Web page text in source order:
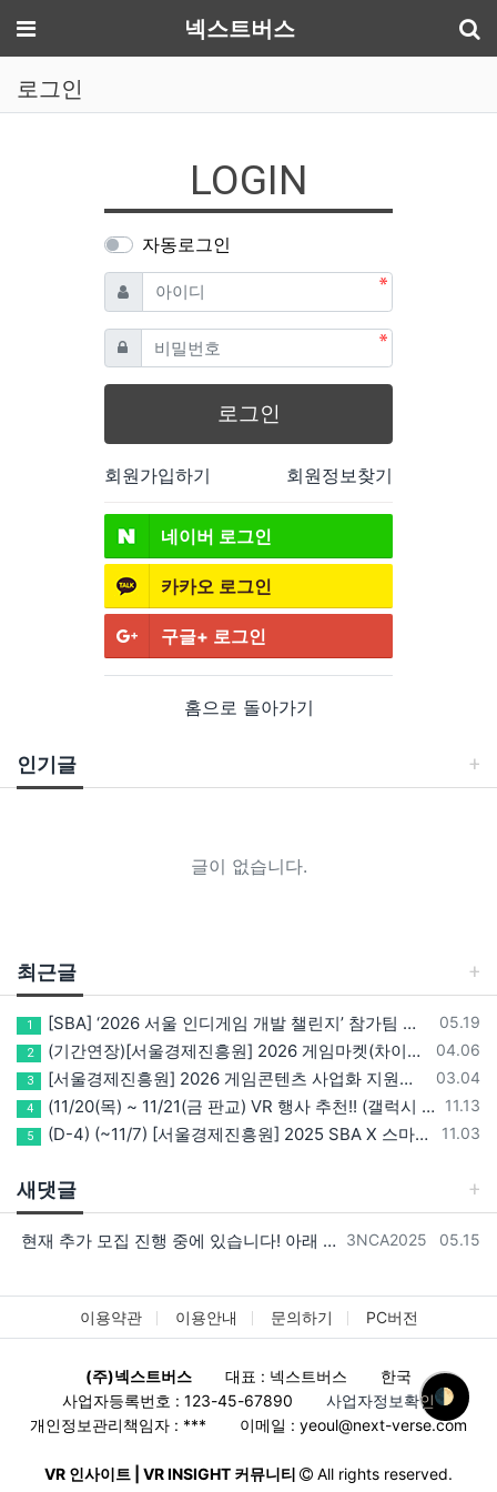
🌓
메뉴 넥스트버스
로그인
LOGIN
자동로그인
아이디 필수
비밀번호필수
로그인
회원가입하기 회원정보찾기
네이버 로그인
카카오 로그인
구글+ 로그인
홈으로 돌아가기
인기글
글이 없습니다.
최근글
등록일
05.19
1 [SBA] ‘2026 서울 인디게임 개발 챌린지’ 참가팀 모집
등록일
04.06
2 (기간연장)[서울경제진흥원] 2026 게임마켓(차이나조이, BIC, 지스타) 서울관 참가기업 모집!(~5/8 15:00)
등록일
03.04
3 [서울경제진흥원] 2026 게임콘텐츠 사업화 지원사업 참가기업 모집(~3/26까지)
등록일
11.13
4 (11/20(목) ~ 11/21(금 판교) VR 행사 추천!! (갤럭시 XR/ 애플 비전프로 등 기기 체험, 메타퀘스트 경품)
등록일
11.03
5 (D-4) (~11/7) [서울경제진흥원] 2025 SBA X 스마일게이트, ‘게임랩 with STOVE INDIE’ 참가기업 모집
새댓글
등록자
3NCA2025 등록일
05.15
현재 추가 모집 진행 중에 있습니다! 아래 링크로 확인 부탁드리겠습니다~! https://next-verse.com/community/1…
이용약관 이용안내 문의하기 PC버전
(주)넥스트버스 대표 : 넥스트버스
한국
사업자등록번호 : 123-45-67890
사업자정보확인
개인정보관리책임자 : ***
이메일 : yeoul@next-verse.com
VR 인사이트 | VR INSIGHT 커뮤니티 All rights reserved.